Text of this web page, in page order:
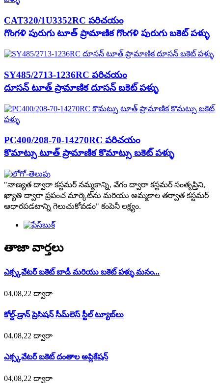
CAT320/1U3352RC పరిచయం
గొంగళి పురుగు టూత్ ప్రామాణిక గొంగళి పురుగు బకెట్ పళ్ళు
SY485/2713-1236RC పరిచయం
దూసన్ టూత్ ప్రామాణిక దూసన్ బకెట్ పళ్ళు
PC400/208-70-14270RC పరిచయం
కొమాట్సు టూత్ ప్రామాణిక కొమాట్సు బకెట్ పళ్ళు
"నాణ్యత ద్వారా కస్టమర్ నమ్మకాన్ని, వేగం ద్వారా కస్టమర్ సంతృప్తిని,
ఖ్యాతి ద్వారా ప్రపంచ మార్కెట్‌ను మరియు అమ్మకాల తర్వాత కస్టమర్
ఆధారపడటాన్ని గెలుచుకోవడం" కంపెనీ లక్ష్యం.
తాజా వార్తలు
ఎక్స్కవేటర్ బకెట్ బాడీ మరియు బకెట్ పళ్ళు మనం...
04,08,22 ద్వారా
కోల్డ్-డ్రాన్ ప్రెసిషన్ సీమ్‌లెస్ స్టీల్ ట్యూబ్‌లు
04,08,22 ద్వారా
ఎక్స్కవేటర్ బకెట్ దంతాల అప్లికేషన్
04,08,22 ద్వారా